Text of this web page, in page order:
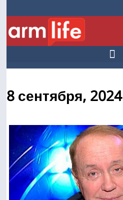
8 сентября, 2024